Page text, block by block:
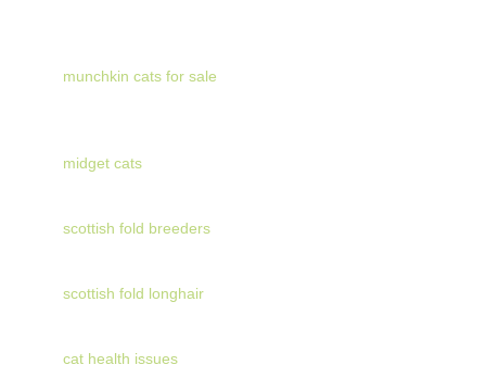
munchkin cats for sale
midget cats
scottish fold breeders
scottish fold longhair
cat health issues